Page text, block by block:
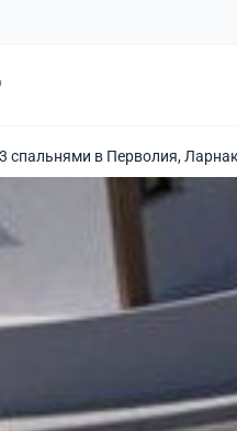
спальнями в Перволия,